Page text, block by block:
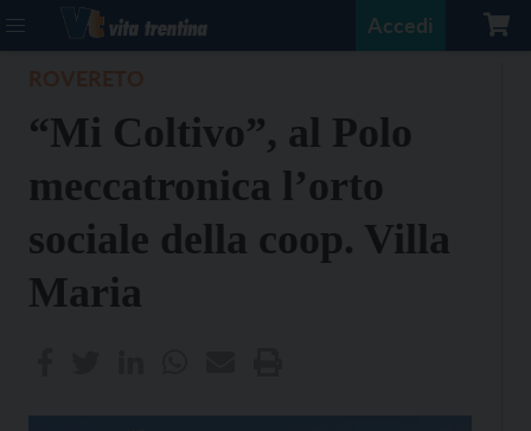
Accedi
“Mi Coltivo”, al Polo
meccatronica l’orto
sociale della coop. Villa
Maria